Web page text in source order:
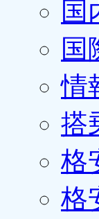
国
国
情
搭
格
格